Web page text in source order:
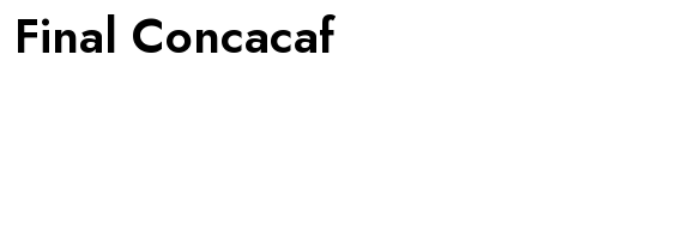
Final Concacaf